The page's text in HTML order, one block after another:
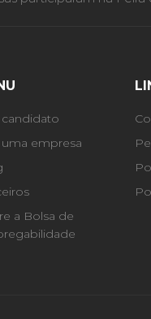
candidato
uma empresa
a Bolsa de